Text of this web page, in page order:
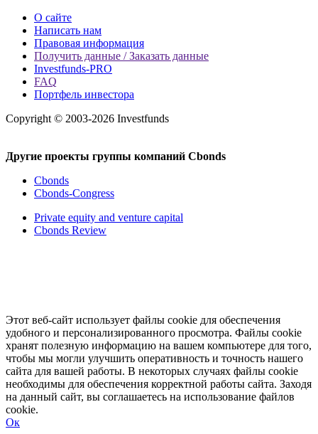
О сайте
Написать нам
Правовая информация
Получить данные / Заказать данные
Investfunds-PRO
FAQ
Портфель инвестора
Copyright © 2003-2026 Investfunds
Другие проекты группы компаний Cbonds
Cbonds
Cbonds-Congress
Private equity and venture capital
Cbonds Review
Этот веб-сайт использует файлы cookie для обеспечения
удобного и персонализированного просмотра. Файлы cookie
хранят полезную информацию на вашем компьютере для того,
чтобы мы могли улучшить оперативность и точность нашего
сайта для вашей работы. В некоторых случаях файлы cookie
необходимы для обеспечения корректной работы сайта. Заходя
на данный сайт, вы соглашаетесь на использование файлов
cookie.
Ок